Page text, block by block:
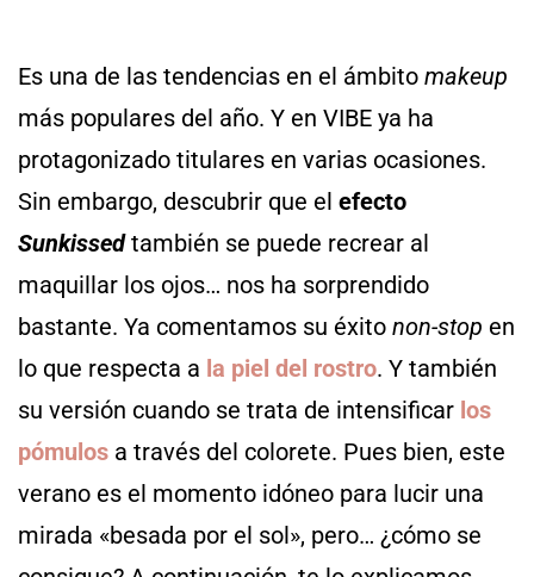
Es una de las tendencias en el ámbito makeup
más populares del año. Y en VIBE ya ha
protagonizado titulares en varias ocasiones.
Sin embargo, descubrir que el efecto
Sunkissedtambién se puede recrear al
maquillar los ojos… nos ha sorprendido
bastante. Ya comentamos su éxito non-stop en
lo que respecta a la piel del rostro. Y también
su versión cuando se trata de intensificar los
pómulos a través del colorete. Pues bien, este
verano es el momento idóneo para lucir una
mirada «besada por el sol», pero… ¿cómo se